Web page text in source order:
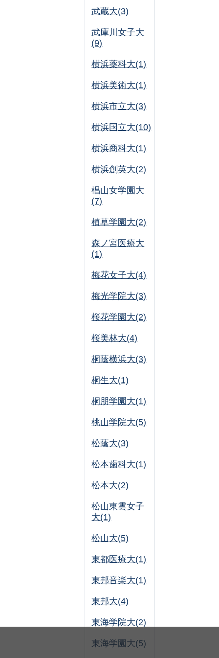
武蔵大(3)
武庫川女子大
(9)
横浜薬科大(1)
横浜美術大(1)
横浜市立大(3)
横浜国立大(10)
横浜商科大(1)
横浜創英大(2)
椙山女学園大
(7)
植草学園大(2)
森ノ宮医療大
(1)
梅花女子大(4)
梅光学院大(3)
桜花学園大(2)
桜美林大(4)
桐蔭横浜大(3)
桐生大(1)
桐朋学園大(1)
桃山学院大(5)
松蔭大(3)
松本歯科大(1)
松本大(2)
松山東雲女子
大(1)
松山大(5)
東都医療大(1)
東邦音楽大(1)
東邦大(4)
東海学院大(2)
東海学園大(5)